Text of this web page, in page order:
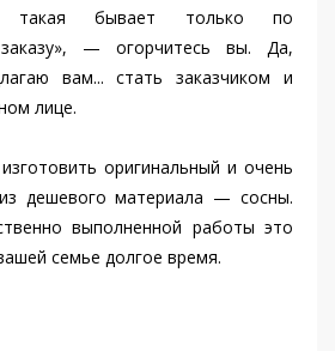
бывает только по
заказу», — огорчитесь вы. Да,
вам... стать заказчиком и
лице.
оригинальный и очень
дешевого материала — сосны.
выполненной работы это
семье долгое время.